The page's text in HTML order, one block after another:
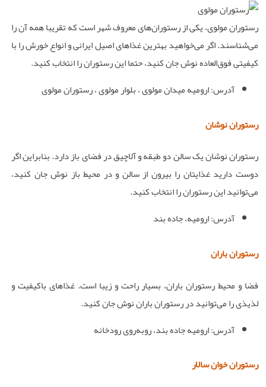
رستوران مولوی، یکی از رستوران‌های معروف شهر است که تقریبا همه آن را
می‌شناسند. اگر می‌خواهید بهترین غذاهای اصیل ایرانی و انواع خورش را با
کیفیتی فوق‌العاده نوش جان کنید، حتما این رستوران را انتخاب کنید.
آدرس: ارومیه میدان مولوی ، بلوار مولوی ، رستوران مولوی
رستوران نوشان
رستوران نوشان یک سالن دو طبقه و آلاچیق در فضای باز دارد. بنابراین اگر
دوست دارید غذایتان را بیرون از سالن و در محیط باز نوش جان کنید،
می‌توانید این رستوران را انتخاب کنید.
آدرس: ارومیه، جاده بند
رستوران باران
فضا و محیط رستوران باران، بسیار راحت و زیبا است. غذاهای باکیفیت و
لذیذی را می‌توانید در رستوران باران نوش جان کنید.
آدرس: ارومیه جاده بند، رو‌به‌روی رودخانه
رستوران خوان سالار